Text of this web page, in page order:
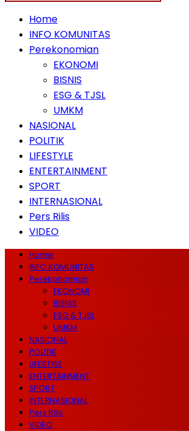
Home
INFO KOMUNITAS
Perekonomian
EKONOMI
BISNIS
ESG & TJSL
UMKM
NASIONAL
POLITIK
LIFESTYLE
ENTERTAINMENT
SPORT
INTERNASIONAL
Pers Rilis
VIDEO
Home
INFO KOMUNITAS
Perekonomian
EKONOMI
BISNIS
ESG & TJSL
UMKM
NASIONAL
POLITIK
LIFESTYLE
ENTERTAINMENT
SPORT
INTERNASIONAL
Pers Rilis
VIDEO